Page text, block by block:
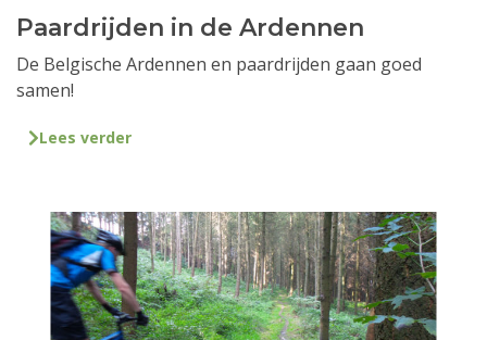
Paardrijden in de Ardennen
De Belgische Ardennen en paardrijden gaan goed
samen!
Lees verder